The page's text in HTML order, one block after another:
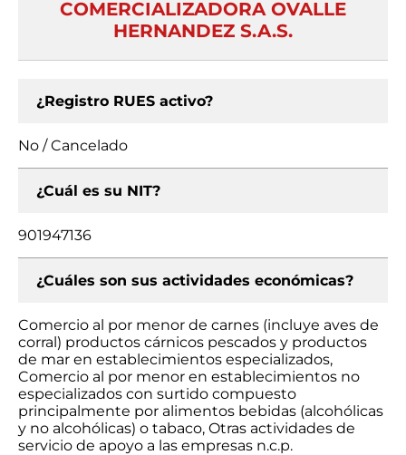
COMERCIALIZADORA OVALLE
HERNANDEZ S.A.S.
¿Registro RUES activo?
No / Cancelado
¿Cuál es su NIT?
901947136
¿Cuáles son sus actividades económicas?
Comercio al por menor de carnes (incluye aves de
corral) productos cárnicos pescados y productos
de mar en establecimientos especializados,
Comercio al por menor en establecimientos no
especializados con surtido compuesto
principalmente por alimentos bebidas (alcohólicas
y no alcohólicas) o tabaco, Otras actividades de
servicio de apoyo a las empresas n.c.p.